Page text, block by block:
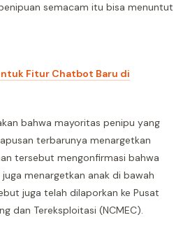
semacam itu bisa menuntut
Fitur Chatbot Baru di
bahwa mayoritas penipu yang
terbarunya menargetkan
tersebut mengonfirmasi bahwa
menargetkan anak di bawah
juga telah dilaporkan ke Pusat
dan Tereksploitasi (NCMEC).